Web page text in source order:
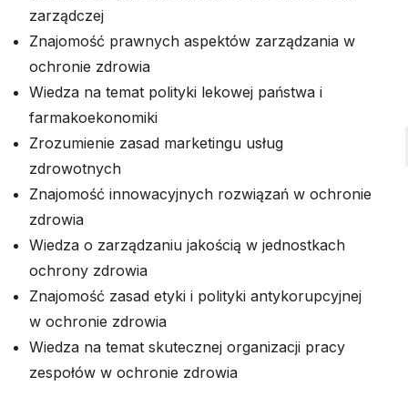
zarządczej
Znajomość prawnych aspektów zarządzania w
ochronie zdrowia
Wiedza na temat polityki lekowej państwa i
farmakoekonomiki
Zrozumienie zasad marketingu usług
zdrowotnych
Znajomość innowacyjnych rozwiązań w ochronie
zdrowia
Wiedza o zarządzaniu jakością w jednostkach
ochrony zdrowia
Znajomość zasad etyki i polityki antykorupcyjnej
w ochronie zdrowia
Wiedza na temat skutecznej organizacji pracy
zespołów w ochronie zdrowia